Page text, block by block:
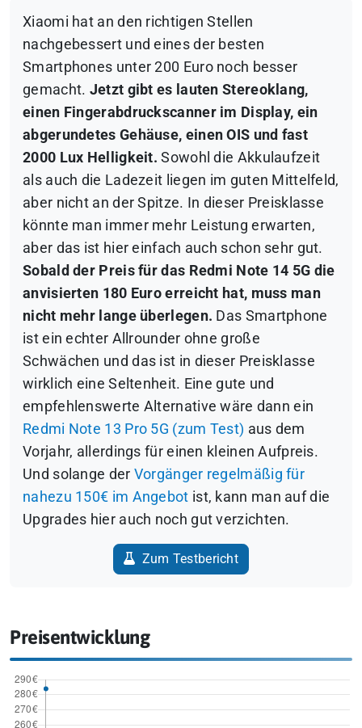
Xiaomi hat an den richtigen Stellen
nachgebessert und eines der besten
Smartphones unter 200 Euro noch besser
gemacht. Jetzt gibt es lauten Stereoklang,
einen Fingerabdruckscanner im Display, ein
abgerundetes Gehäuse, einen OIS und fast
2000 Lux Helligkeit. Sowohl die Akkulaufzeit
als auch die Ladezeit liegen im guten Mittelfeld,
aber nicht an der Spitze. In dieser Preisklasse
könnte man immer mehr Leistung erwarten,
aber das ist hier einfach auch schon sehr gut.
Sobald der Preis für das Redmi Note 14 5G die
anvisierten 180 Euro erreicht hat, muss man
nicht mehr lange überlegen. Das Smartphone
ist ein echter Allrounder ohne große
Schwächen und das ist in dieser Preisklasse
wirklich eine Seltenheit. Eine gute und
empfehlenswerte Alternative wäre dann ein
Redmi Note 13 Pro 5G (zum Test) aus dem
Vorjahr, allerdings für einen kleinen Aufpreis.
Und solange der Vorgänger regelmäßig für
nahezu 150€ im Angebot ist, kann man auf die
Upgrades hier auch noch gut verzichten.
Zum Testbericht
Preisentwicklung